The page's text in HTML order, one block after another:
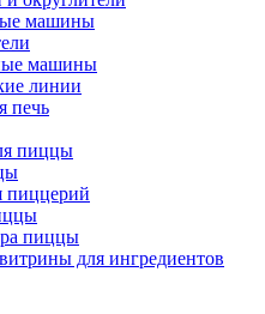
машины
машины
линии
печь
пиццы
пиццерий
пиццы
для ингредиентов